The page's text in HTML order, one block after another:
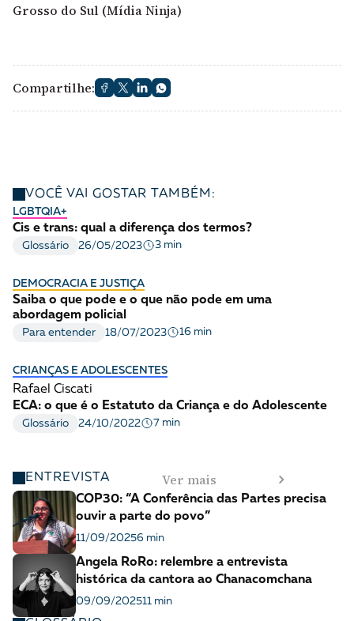
Grosso do Sul (Mídia Ninja)
Compartilhe:
VOCÊ VAI GOSTAR TAMBÉM:
LGBTQIA+
Cis e trans: qual a diferença dos termos?
Glossário 26/05/2023 3 min
DEMOCRACIA E JUSTIÇA
Saiba o que pode e o que não pode em uma
abordagem policial
Para entender 18/07/2023 16 min
CRIANÇAS E ADOLESCENTES
Rafael Ciscati
ECA: o que é o Estatuto da Criança e do Adolescente
Glossário 24/10/2022 7 min
ENTREVISTA Ver mais
COP30: “A Conferência das Partes precisa
ouvir a parte do povo”
11/09/20256 min
Angela RoRo: relembre a entrevista
histórica da cantora ao Chanacomchana
09/09/202511 min